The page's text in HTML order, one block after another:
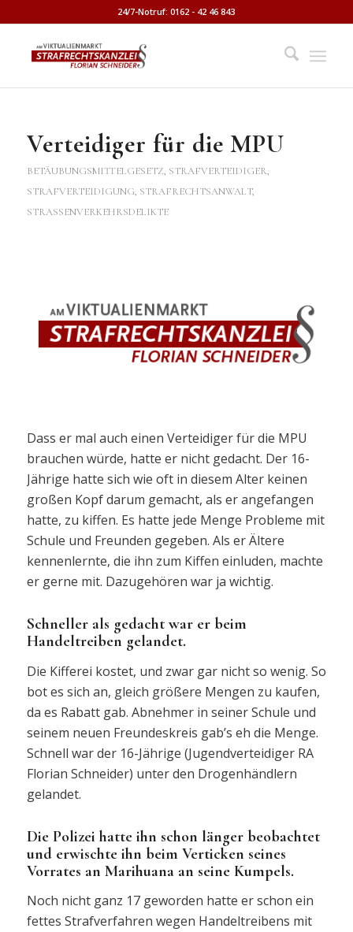
24/7-Notruf: 0162 - 42 46 843
Verteidiger für die MPU
BETÄUBUNGSMITTELGESETZ, STRAFVERTEIDIGER,
STRAFVERTEIDIGUNG, STRAFRECHTSANWALT,
STRASSENVERKEHRSDELIKTE
Dass er mal auch einen Verteidiger für die MPU
brauchen würde, hatte er nicht gedacht. Der 16-
Jährige hatte sich wie oft in diesem Alter keinen
großen Kopf darum gemacht, als er angefangen
hatte, zu kiffen. Es hatte jede Menge Probleme mit
Schule und Freunden gegeben. Als er Ältere
kennenlernte, die ihn zum Kiffen einluden, machte
er gerne mit. Dazugehören war ja wichtig.
Schneller als gedacht war er beim
Handeltreiben gelandet.
Die Kifferei kostet, und zwar gar nicht so wenig. So
bot es sich an, gleich größere Mengen zu kaufen,
da es Rabatt gab. Abnehmer in seiner Schule und
seinem neuen Freundeskreis gab’s eh die Menge.
Schnell war der 16-Jährige (Jugendverteidiger RA
Florian Schneider) unter den Drogenhändlern
gelandet.
Die Polizei hatte ihn schon länger beobachtet
und erwischte ihn beim Verticken seines
Vorrates an Marihuana an seine Kumpels.
Noch nicht ganz 17 geworden hatte er schon ein
fettes Strafverfahren wegen Handeltreibens mit